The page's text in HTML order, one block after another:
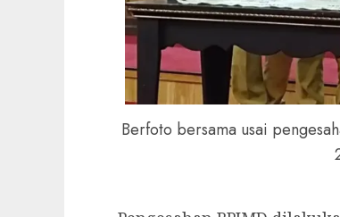
Berfoto bersama usai